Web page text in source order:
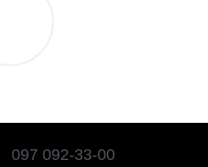
097 092-33-00